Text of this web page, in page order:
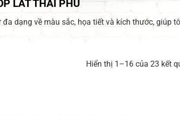
LÁT THÁI PHÚ
dạng về màu sắc, họa tiết và kích thước, giúp
Hiển thị 1–16 của 23 kết